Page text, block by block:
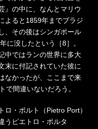
』の中に、なんとマリウ
よると1859年までブラジ
、その後はシンガポール
に没したという［8］。
中ではランの世界に多大
末に付記されていた彼に
なかったが、ここまで来
で間違いないだろう。
・ポルト（Pietro Port）
うピエトロ・ポルタ